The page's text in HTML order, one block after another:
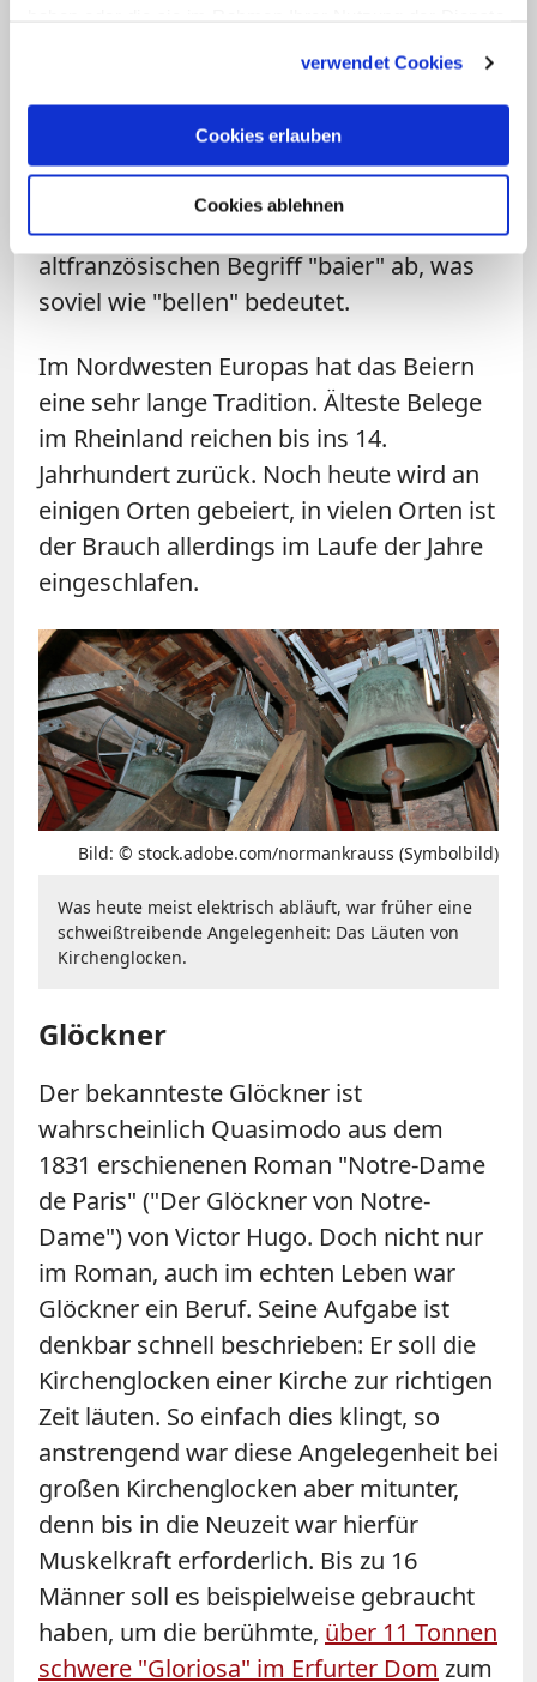
verwendet Cookies
Cookies erlauben
Cookies ablehnen
erzeugen, andererseits kann diese Form
Begriff "Beiern" hat dabei nichts mit dem
Bundesland Bayern zu tun – wo der
Brauch auch nicht verbreitet war. Das
Wort leitet sich vielmehr vom
altfranzösischen Begriff "baier" ab, was
soviel wie "bellen" bedeutet.
Im Nordwesten Europas hat das Beiern
eine sehr lange Tradition. Älteste Belege
im Rheinland reichen bis ins 14.
Jahrhundert zurück. Noch heute wird an
einigen Orten gebeiert, in vielen Orten ist
der Brauch allerdings im Laufe der Jahre
eingeschlafen.
Bild: © stock.adobe.com/normankrauss (Symbolbild)
Was heute meist elektrisch abläuft, war früher eine
schweißtreibende Angelegenheit: Das Läuten von
Kirchenglocken.
Glöckner
Der bekannteste Glöckner ist
wahrscheinlich Quasimodo aus dem
1831 erschienenen Roman "Notre-Dame
de Paris" ("Der Glöckner von Notre-
Dame") von Victor Hugo. Doch nicht nur
im Roman, auch im echten Leben war
Glöckner ein Beruf. Seine Aufgabe ist
denkbar schnell beschrieben: Er soll die
Kirchenglocken einer Kirche zur richtigen
Zeit läuten. So einfach dies klingt, so
anstrengend war diese Angelegenheit bei
großen Kirchenglocken aber mitunter,
denn bis in die Neuzeit war hierfür
Muskelkraft erforderlich. Bis zu 16
Männer soll es beispielweise gebraucht
haben, um die berühmte, über 11 Tonnen
schwere "Gloriosa" im Erfurter Dom zum